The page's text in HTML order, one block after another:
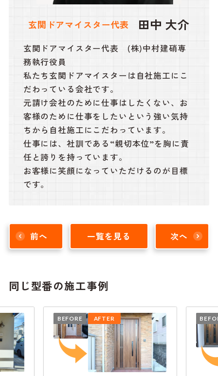
玄関ドアマイスター代表 田中 大介
玄関ドアマイスター代表 (株)中村建硝専
務執行役員
私たち玄関ドアマイスターは自社施工にこ
だわっている会社です。
元請け会社のために仕事はしたくない、お
客様のために仕事をしたいという強い気持
ちから自社施工にこだわっています。
仕事には、社訓である“親切本位”を胸に責
任と誇りを持っています。
お客様に笑顔になっていただけるのが目標
です。
前へ 一覧を見る 次へ
同じ型番の施工事例
BEFORE AFTER